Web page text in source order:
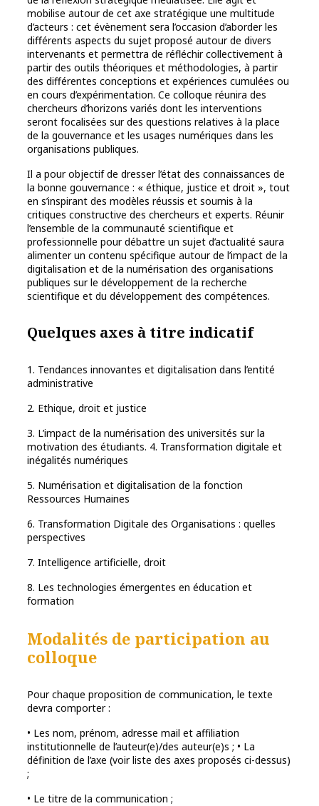
mobilise autour de cet axe stratégique une multitude
d’acteurs : cet évènement sera l’occasion d’aborder les
différents aspects du sujet proposé autour de divers
intervenants et permettra de réfléchir collectivement à
partir des outils théoriques et méthodologies, à partir
des différentes conceptions et expériences cumulées ou
en cours d’expérimentation. Ce colloque réunira des
chercheurs d’horizons variés dont les interventions
seront focalisées sur des questions relatives à la place
de la gouvernance et les usages numériques dans les
organisations publiques.
Il a pour objectif de dresser l’état des connaissances de
la bonne gouvernance : « éthique, justice et droit », tout
en s’inspirant des modèles réussis et soumis à la
critiques constructive des chercheurs et experts. Réunir
l’ensemble de la communauté scientifique et
professionnelle pour débattre un sujet d’actualité saura
alimenterun contenu spécifique autour de l’impact de la
digitalisation et de la numérisation des organisations
publiques sur le développement de la recherche
scientifique et du développement des compétences.
Quelques axes à titre indicatif
1. Tendances innovantes et digitalisation dans l’entité
administrative
2. Ethique, droit et justice
3. L’impact de la numérisation des universités sur la
motivation des étudiants. 4. Transformation digitale et
inégalités numériques
5. Numérisation et digitalisation de la fonction
Ressources Humaines
6. Transformation Digitale des Organisations : quelles
perspectives
7. Intelligence artificielle, droit
8. Les technologies émergentes en éducation et
formation
Modalités de participation au
colloque
Pour chaque proposition de communication, le texte
devra comporter :
• Les nom, prénom, adresse mail et affiliation
institutionnelle de l’auteur(e)/des auteur(e)s ; • La
définition de l’axe (voir liste des axes proposés ci-dessus)
;
• Le titre de la communication ;